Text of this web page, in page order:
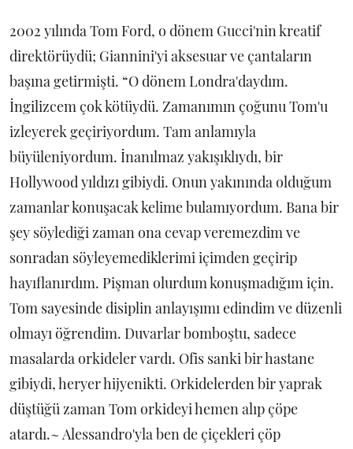
2002 yılında Tom Ford, o dönem Gucci'nin kreatif
direktörüydü; Giannini'yi aksesuar ve çantaların
başına getirmişti. “O dönem Londra'daydım.
İngilizcem çok kötüydü. Zamanımın çoğunu Tom'u
izleyerek geçiriyordum. Tam anlamıyla
büyüleniyordum. İnanılmaz yakışıklıydı, bir
Hollywood yıldızı gibiydi. Onun yakınında olduğum
zamanlar konuşacak kelime bulamıyordum. Bana bir
şey söylediği zaman ona cevap veremezdim ve
sonradan söyleyemediklerimi içimden geçirip
hayıflanırdım. Pişman olurdum konuşmadığım için.
Tom sayesinde disiplin anlayışımı edindim ve düzenli
olmayı öğrendim. Duvarlar bomboştu, sadece
masalarda orkideler vardı. Ofis sanki bir hastane
gibiydi, heryer hijyenikti. Orkidelerden bir yaprak
düştüğü zaman Tom orkideyi hemen alıp çöpe
atardı.~ Alessandro'yla ben de çiçekleri çöp